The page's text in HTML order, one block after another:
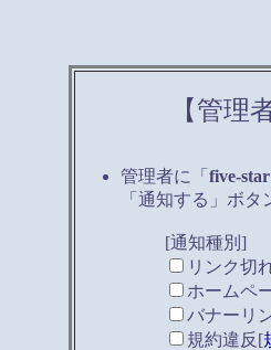
【管理
管理者に「 five-star
「通知する」ボ
[通知種別]
リンク切
ホームペ
バナーリ
規約違反[